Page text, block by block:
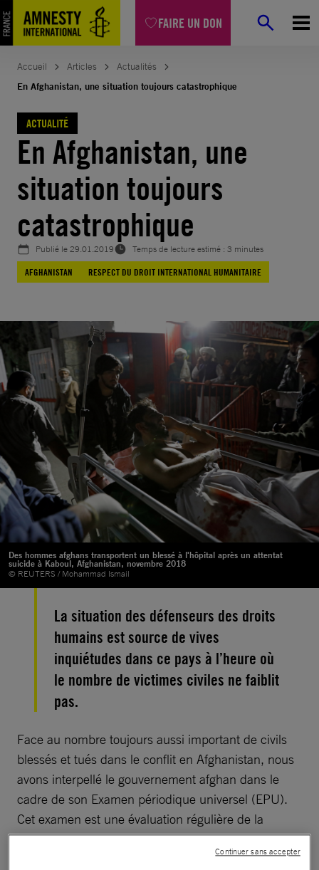
FAIRE UN DON
Aller
au
contenu
Accueil Articles
Actualités
En Afghanistan, une situation toujours catastrophique
ACTUALITÉ
En Afghanistan, une
situation toujours
catastrophique
Publié le29.01.2019
Temps de lecture estimé : 3 minutes
AFGHANISTAN
RESPECT DU DROIT INTERNATIONAL HUMANITAIRE
Des hommes afghans transportent un blessé à l'hôpital après un attentat
suicide à Kaboul, Afghanistan, novembre 2018
© REUTERS / Mohammad Ismail
La situation des défenseurs des droits
humains est source de vives
inquiétudes dans ce pays à l’heure où
le nombre de victimes civiles ne faiblit
pas.
Face au nombre toujours aussi important de civils
blessés et tués dans le conflit en Afghanistan, nous
avons interpellé le gouvernement afghan dans le
cadre de son Examen périodique universel (EPU).
Cet examen est une évaluation régulière de la
situation des droits humains dans des 193 Etats
membres de l’ONU. L’idée ? Inciter le pays à en faire
Continuer sans accepter